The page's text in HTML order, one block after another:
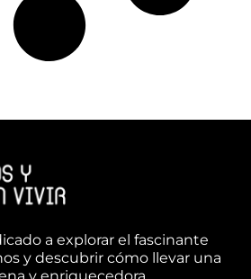
a explorar el fascinante
y descubrir cómo llevar una